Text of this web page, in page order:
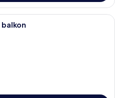
Minibar, brankas, ruang kerja ramah